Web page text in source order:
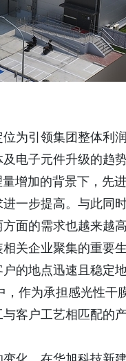
为引领集团整体利
电子元件升级的趋
增加的背景下，先
一步提高。与此同
面的需求也越来越
关企业聚集的重要
的地点迅速且稳定
作为承担感光性
客户工艺相匹配的